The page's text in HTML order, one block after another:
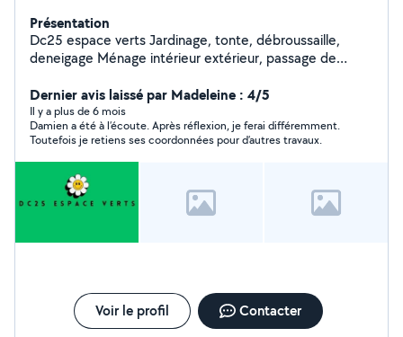
Présentation
Dc25 espace verts Jardinage, tonte, débroussaille,
deneigage Ménage intérieur extérieur, passage de
Dernier avis laissé par Madeleine : 4/5
Il y a plus de 6 mois
Damien a été à l’écoute. Après réflexion, je ferai différemment.
Toutefois je retiens ses coordonnées pour d’autres travaux.
Voir le profil Contacter